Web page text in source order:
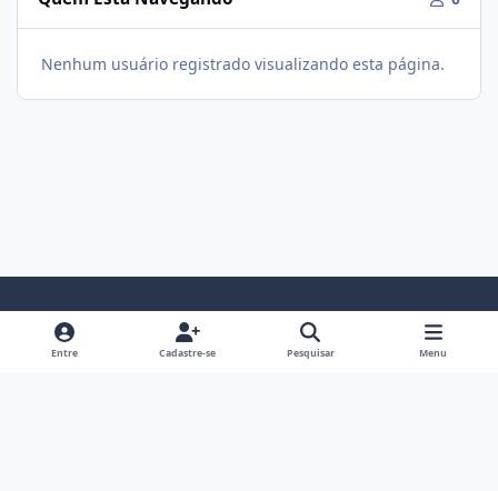
Nenhum usuário registrado visualizando esta página.
Modo ClaroModo EscuroPreferência do Sistema
i
Entre Cadastre-se Pesquisar Menu